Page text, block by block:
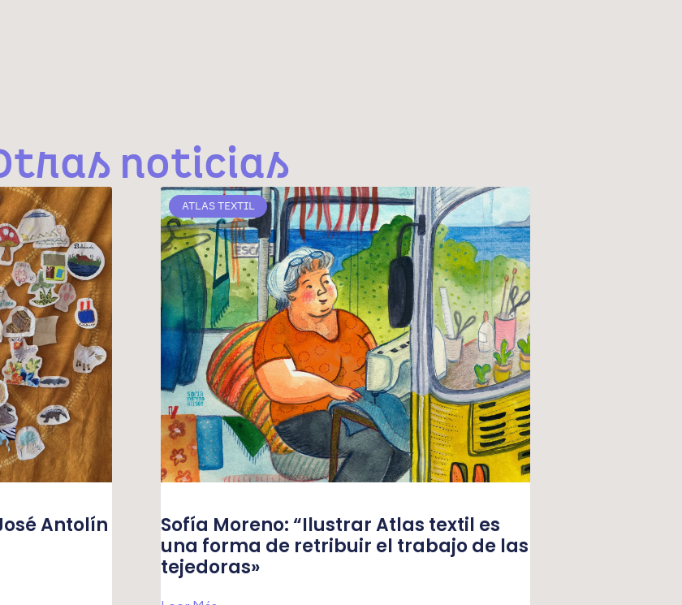
noticias
Antolín
ATLAS TEXTIL
Sofía Moreno: “Ilustrar Atlas textil es
una forma de retribuir el trabajo de las
tejedoras»